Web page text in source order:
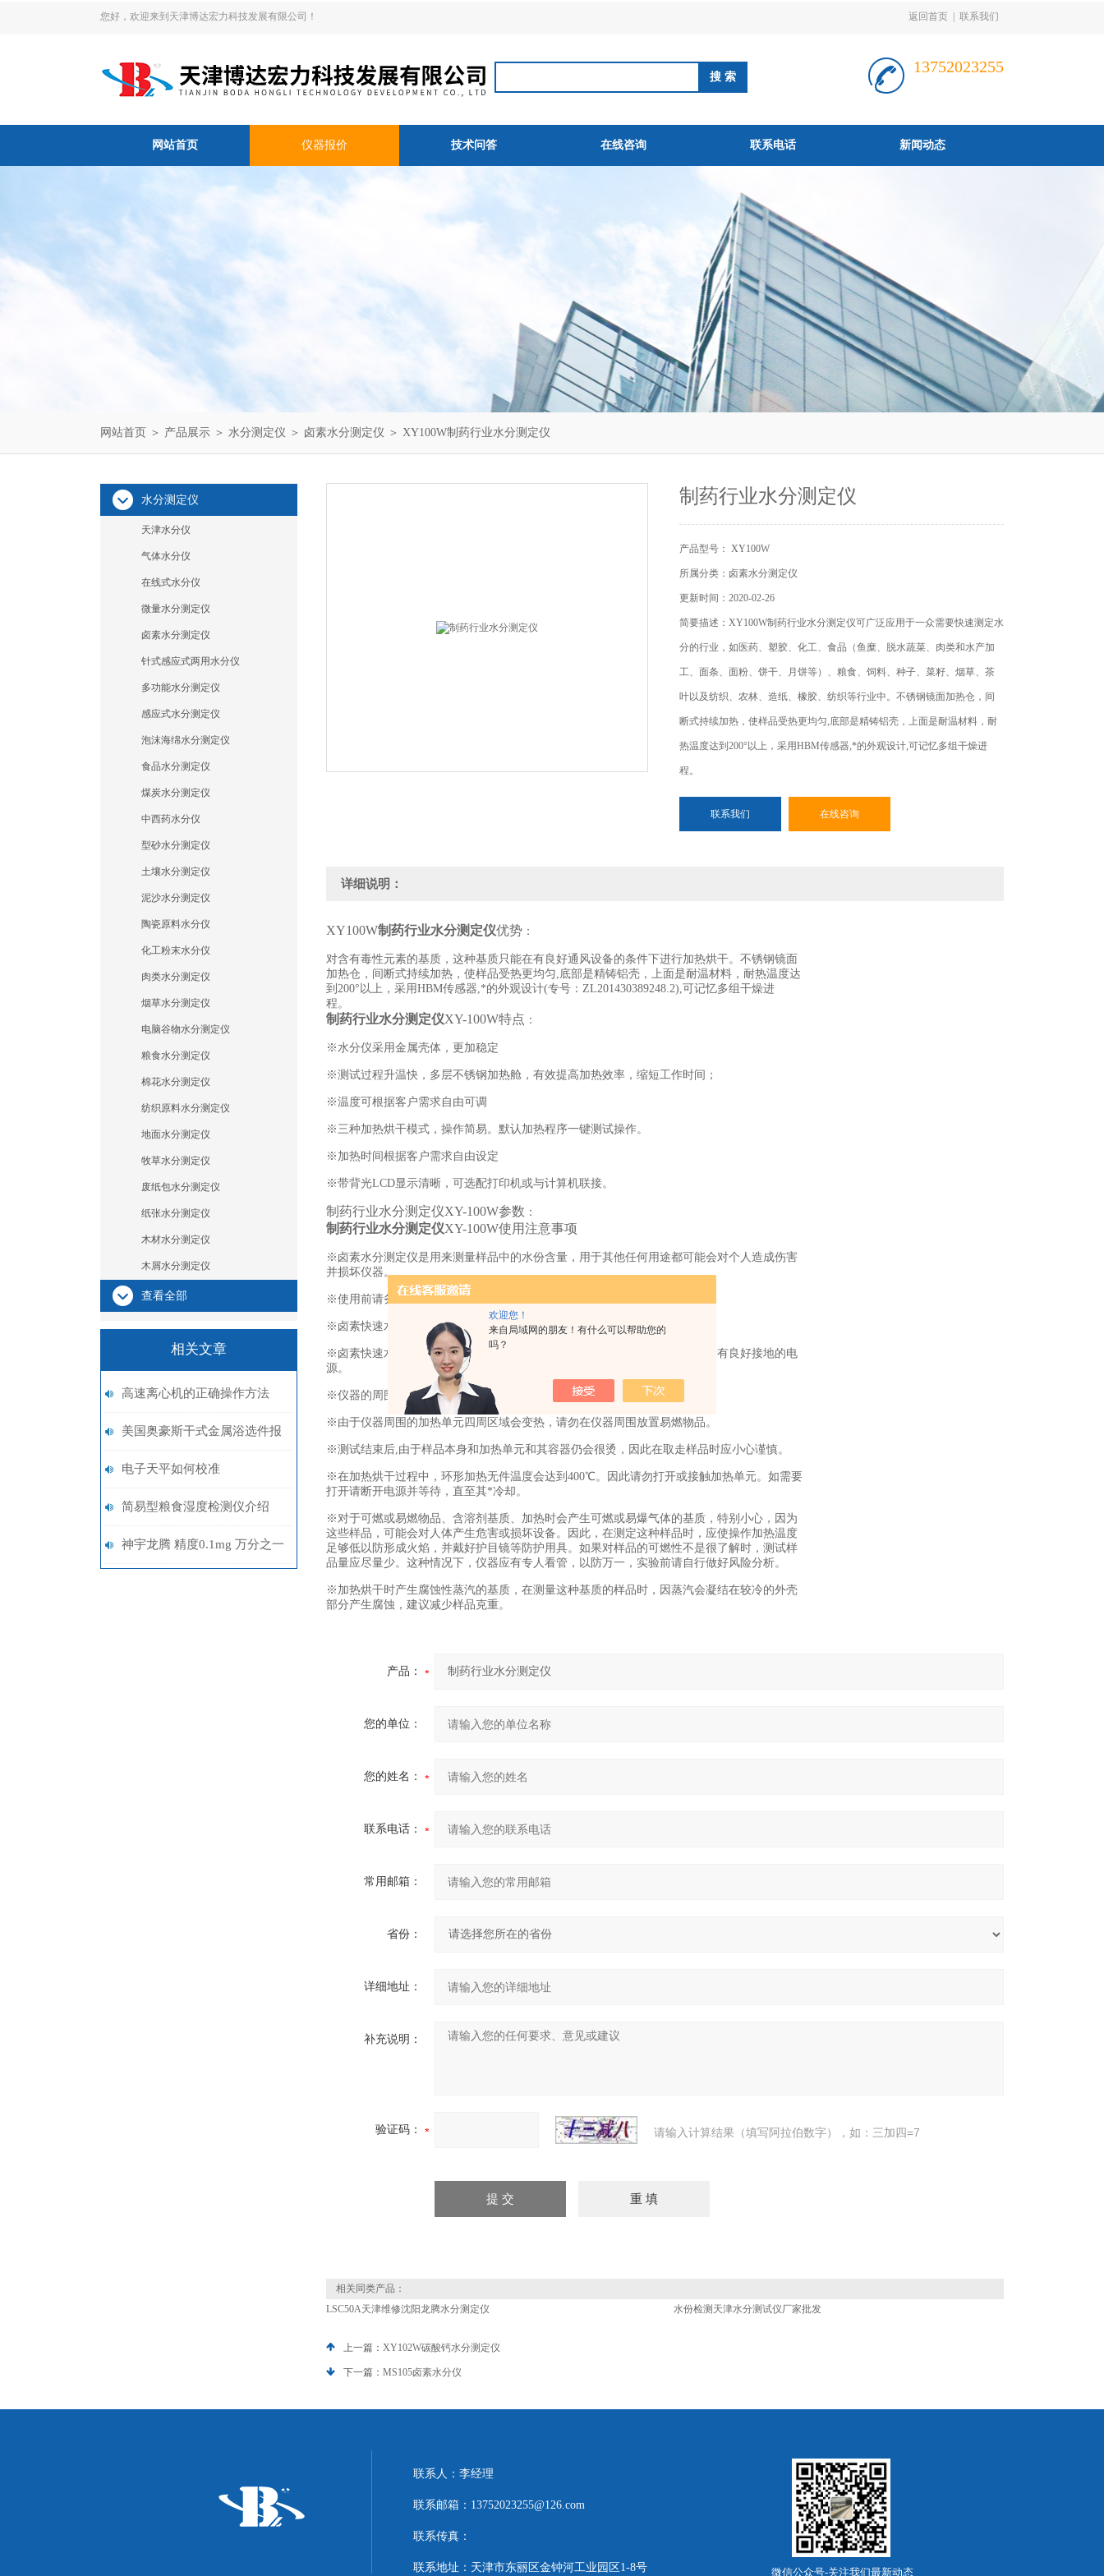
欢迎您！
来自局域网的朋友！有什么可以帮助您的
吗？
您好，欢迎来到天津博达宏力科技发展有限公司！ 返回首页 联系我们
13752023255
网站首页 仪器报价 技术问答 在线咨询 联系电话 新闻动态
网站首页 ＞ 产品展示 ＞ 水分测定仪 ＞ 卤素水分测定仪 ＞ XY100W制药行业水分测定仪
水分测定仪
天津水分仪
气体水分仪
在线式水分仪
微量水分测定仪
卤素水分测定仪
针式感应式两用水分仪
多功能水分测定仪
感应式水分测定仪
泡沫海绵水分测定仪
食品水分测定仪
煤炭水分测定仪
中西药水分仪
型砂水分测定仪
土壤水分测定仪
泥沙水分测定仪
陶瓷原料水分仪
化工粉末水分仪
肉类水分测定仪
烟草水分测定仪
电脑谷物水分测定仪
粮食水分测定仪
棉花水分测定仪
纺织原料水分测定仪
地面水分测定仪
牧草水分测定仪
废纸包水分测定仪
纸张水分测定仪
木材水分测定仪
木屑水分测定仪
查看全部
相关文章
高速离心机的正确操作方法
美国奥豪斯干式金属浴选件报
价单
电子天平如何校准
简易型粮食湿度检测仪介绍
神宇龙腾 精度0.1mg 万分之一
制药行业水分测定仪
产品型号： XY100W
所属分类：卤素水分测定仪
更新时间：2020-02-26
简要描述：XY100W制药行业水分测定仪可广泛应用于一众需要快速测定水
分的行业，如医药、塑胶、化工、食品（鱼糜、脱水蔬菜、肉类和水产加
工、面条、面粉、饼干、月饼等）、粮食、饲料、种子、菜籽、烟草、茶
叶以及纺织、农林、造纸、橡胶、纺织等行业中。不锈钢镜面加热仓，间
断式持续加热，使样品受热更均匀,底部是精铸铝壳，上面是耐温材料，耐
热温度达到200°以上，采用HBM传感器,*的外观设计,可记忆多组干燥进
程。
联系我们 在线咨询
详细说明：
XY100W制药行业水分测定仪优势 ：
对含有毒性元素的基质，这种基质只能在有良好通风设备的条件下进行加热烘干。不锈钢镜面
加热仓，间断式持续加热，使样品受热更均匀,底部是精铸铝壳，上面是耐温材料， 耐热温度达
到200°以上，采用HBM传感器,*的外观设计(专号：ZL201430389248.2),可记忆多组干燥进
程。
制药行业水分测定仪XY-100W特点 ：
※水分仪采用金属壳体，更加稳定
※测试过程升温快，多层不锈钢加热舱，有效提高加热效率，缩短工作时间；
※温度可根据客户需求自由可调
※三种加热烘干模式，操作简易。默认加热程序一键测试操作。
※加热时间根据客户需求自由设定
※带背光LCD显示清晰，可选配打印机或与计算机联接。
制药行业水分测定仪XY-100W参数 ：
制药行业水分测定仪XY-100W使用注意事项
※卤素水分测定仪是用来测量样品中的水份含量，用于其他任何用途都可能会对个人造成伤害
并损坏仪器。
※使用前请务必认真阅读说明书，勿在不符合要求的环境条件下使用。
※卤素快速水分测定仪仅供熟悉样品性质和受训过的专业人员使用。
※卤素快速水分测定仪电源为三插带接地插座，禁示断开仪器接地线或使用没有良好接地的电
源。
※仪器的周围应确保有足够的空间，以免热量堆积和过热。
※由于仪器周围的加热单元四周区域会变热，请勿在仪器周围放置易燃物品。
※测试结束后,由于样品本身和加热单元和其容器仍会很烫，因此在取走样品时应小心谨慎。
※在加热烘干过程中，环形加热无件温度会达到400℃。因此请勿打开或接触加热单元。如需要
打开请断开电源并等待，直至其*冷却。
※对于可燃或易燃物品、含溶剂基质、加热时会产生可燃或易爆气体的基质，特别小心，因为
这些样品，可能会对人体产生危害或损坏设备。因此，在测定这种样品时，应使操作加热温度
足够低以防形成火焰，并戴好护目镜等防护用具。如果对样品的可燃性不是很了解时，测试样
品量应尽量少。这种情况下，仪器应有专人看管，以防万一，实验前请自行做好风险分析。
※加热烘干时产生腐蚀性蒸汽的基质，在测量这种基质的样品时，因蒸汽会凝结在较冷的外壳
部分产生腐蚀，建议减少样品克重。
产品：
您的单位：
您的姓名：
联系电话：
常用邮箱：
省份：
详细地址：
补充说明：
验证码： 请输入计算结果（填写阿拉伯数字），如：三加四=7
相关同类产品：
LSC50A天津维修沈阳龙腾水分测定仪
水份检测天津水分测试仪厂家批发
上一篇： XY102W碳酸钙水分测定仪
下一篇： MS105卤素水分仪
联系人：李经理
联系邮箱：13752023255@126.com
联系传真：
联系地址：天津市东丽区金钟河工业园区1-8号 微信公众号-关注我们最新动态